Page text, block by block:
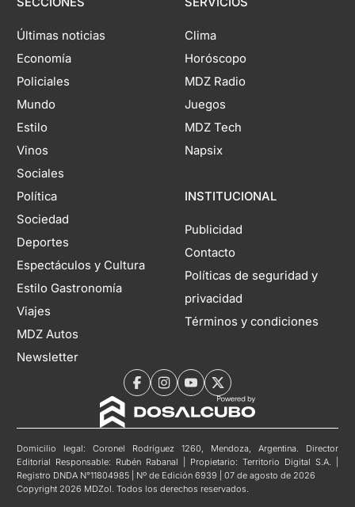
Últimas noticias
Economía
Policiales
Mundo
Estilo
Vinos
Sociales
Política
Sociedad
Deportes
Espectáculos y Cultura
Estilo Gastronomía
Viajes
MDZ Autos
Newsletter
Clima
Horóscopo
MDZ Radio
Juegos
MDZ Tech
Napsix
INSTITUCIONAL
Publicidad
Contacto
Políticas de seguridad y
privacidad
Términos y condiciones
Domicilio legal: Coronel Rodríguez 1260, Mendoza, Argentina. Director
Editorial Responsable: Rubén Rabanal | Propietario: Territorio Digital S.A. |
Registro DNDA N°11804985 | Nº de Edición 6939 | 07 de agosto de 2026
Copyright 2026 MDZol. Todos los derechos reservados.